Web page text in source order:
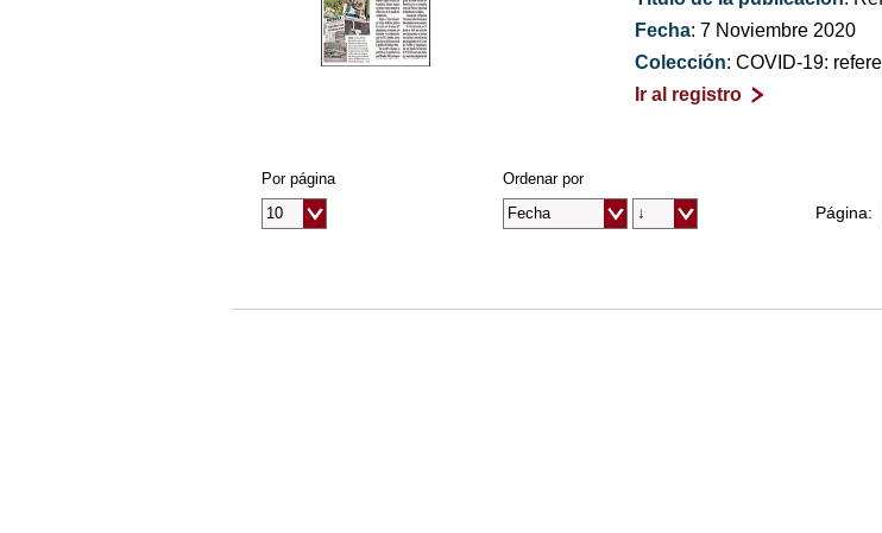
Fecha: 7 Noviembre 2020
Colección: COVID-19:
Ir al registro
Ordenar por
Por página
Página: